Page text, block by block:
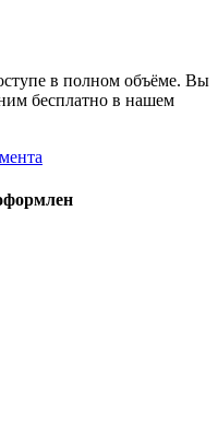
в полном объёме. Вы
бесплатно в нашем